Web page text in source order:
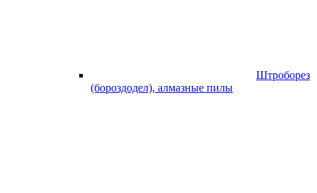
Штроборез
(бороздодел), алмазные пилы